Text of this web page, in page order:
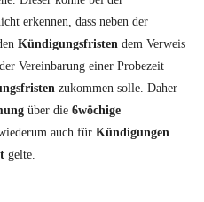
erkennen, dass neben der
Kündigungsfristen dem Verweis
Vereinbarung einer Probezeit
zukommen solle. Daher
über die 6wöchige
auch fürKündigungen
gelte.